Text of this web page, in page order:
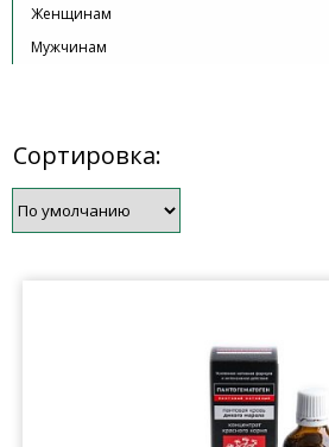
Женщинам
Мужчинам
Сортировка: